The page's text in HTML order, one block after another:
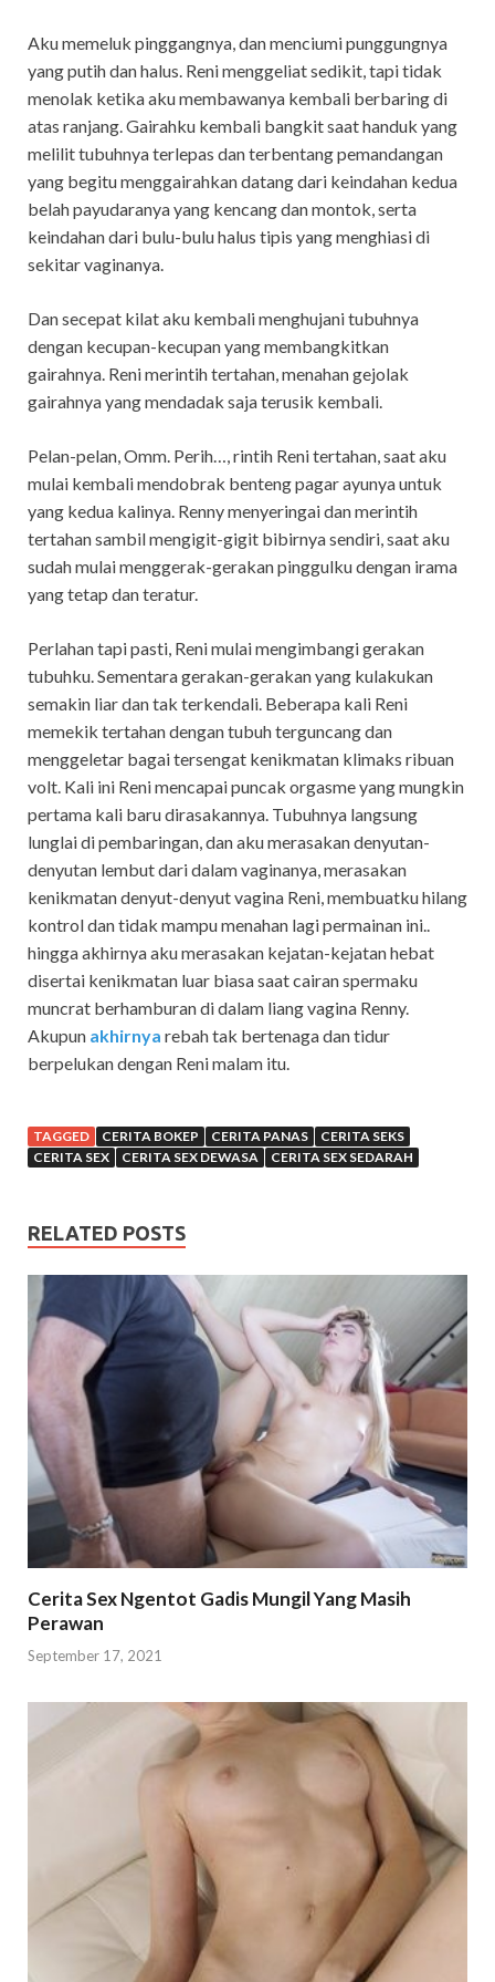
Aku memeluk pinggangnya, dan menciumi punggungnya
yang putih dan halus. Reni menggeliat sedikit, tapi tidak
menolak ketika aku membawanya kembali berbaring di
atas ranjang. Gairahku kembali bangkit saat handuk yang
melilit tubuhnya terlepas dan terbentang pemandangan
yang begitu menggairahkan datang dari keindahan kedua
belah payudaranya yang kencang dan montok, serta
keindahan dari bulu-bulu halus tipis yang menghiasi di
sekitar vaginanya.
Dan secepat kilat aku kembali menghujani tubuhnya
dengan kecupan-kecupan yang membangkitkan
gairahnya. Reni merintih tertahan, menahan gejolak
gairahnya yang mendadak saja terusik kembali.
Pelan-pelan, Omm. Perih…, rintih Reni tertahan, saat aku
mulai kembali mendobrak benteng pagar ayunya untuk
yang kedua kalinya. Renny menyeringai dan merintih
tertahan sambil mengigit-gigit bibirnya sendiri, saat aku
sudah mulai menggerak-gerakan pinggulku dengan irama
yang tetap dan teratur.
Perlahan tapi pasti, Reni mulai mengimbangi gerakan
tubuhku. Sementara gerakan-gerakan yang kulakukan
semakin liar dan tak terkendali. Beberapa kali Reni
memekik tertahan dengan tubuh terguncang dan
menggeletar bagai tersengat kenikmatan klimaks ribuan
volt. Kali ini Reni mencapai puncak orgasme yang mungkin
pertama kali baru dirasakannya. Tubuhnya langsung
lunglai di pembaringan, dan aku merasakan denyutan-
denyutan lembut dari dalam vaginanya, merasakan
kenikmatan denyut-denyut vagina Reni, membuatku hilang
kontrol dan tidak mampu menahan lagi permainan ini..
hingga akhirnya aku merasakan kejatan-kejatan hebat
disertai kenikmatan luar biasa saat cairan spermaku
muncrat berhamburan di dalam liang vagina Renny.
Akupun akhirnya rebah tak bertenaga dan tidur
berpelukan dengan Reni malam itu.
TAGGED CERITA BOKEP CERITA PANAS
CERITA SEKS
CERITA SEX
CERITA SEX DEWASA CERITA SEX SEDARAH
RELATED POSTS
Cerita Sex Ngentot Gadis Mungil Yang Masih
Perawan
September 17, 2021